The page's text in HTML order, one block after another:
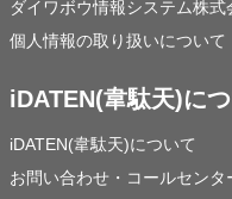
ダイワボウ情報システム株
個人情報の取り扱いについて
iDATEN(韋駄天)に
iDATEN(韋駄天)について
お問い合わせ・コールセンタ